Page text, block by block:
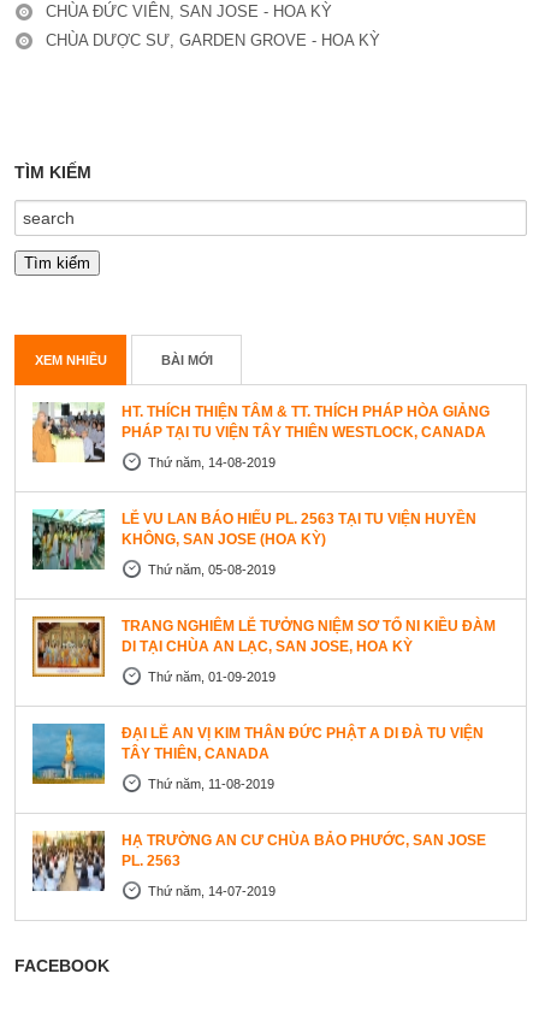
CHÙA ĐỨC VIÊN, SAN JOSE - HOA KỲ
CHÙA DƯỢC SƯ, GARDEN GROVE - HOA KỲ
TÌM KIẾM
XEM NHIỀU BÀI MỚI
HT. THÍCH THIỆN TÂM & TT. THÍCH PHÁP HÒA GIẢNG
PHÁP TẠI TU VIỆN TÂY THIÊN WESTLOCK, CANADA
Thứ năm, 14-08-2019
LỄ VU LAN BÁO HIẾU PL. 2563 TẠI TU VIỆN HUYỀN
KHÔNG, SAN JOSE (HOA KỲ)
Thứ năm, 05-08-2019
TRANG NGHIÊM LỄ TƯỞNG NIỆM SƠ TỔ NI KIỀU ĐÀM
DI TẠI CHÙA AN LẠC, SAN JOSE, HOA KỲ
Thứ năm, 01-09-2019
ĐẠI LỄ AN VỊ KIM THÂN ĐỨC PHẬT A DI ĐÀ TU VIỆN
TÂY THIÊN, CANADA
Thứ năm, 11-08-2019
HẠ TRƯỜNG AN CƯ CHÙA BẢO PHƯỚC, SAN JOSE
PL. 2563
Thứ năm, 14-07-2019
FACEBOOK